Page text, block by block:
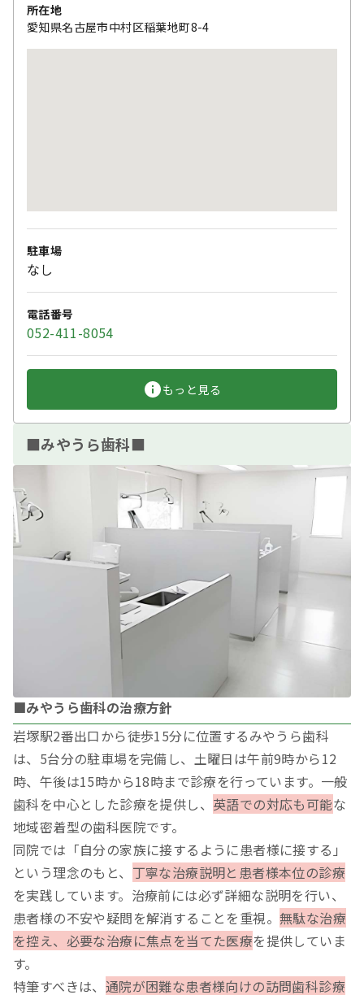
所在地
愛知県名古屋市中村区稲葉地町8-4
駐車場
なし
電話番号
052-411-8054
もっと見る
■みやうら歯科■
■みやうら歯科の治療方針
岩塚駅2番出口から徒歩15分に位置するみやうら歯科
は、5台分の駐車場を完備し、土曜日は午前9時から12
時、午後は15時から18時まで診療を行っています。一般
歯科を中心とした診療を提供し、 英語での対応も可能な
地域密着型の歯科医院です。
同院では「自分の家族に接するように患者様に接する」
という理念のもと、 丁寧な治療説明と患者様本位の診療
を実践しています。治療前には必ず詳細な説明を行い、
患者様の不安や疑問を解消することを重視。 無駄な治療
を控え、必要な治療に焦点を当てた医療を提供していま
す。
特筆すべきは、 通院が困難な患者様向けの訪問歯科診療